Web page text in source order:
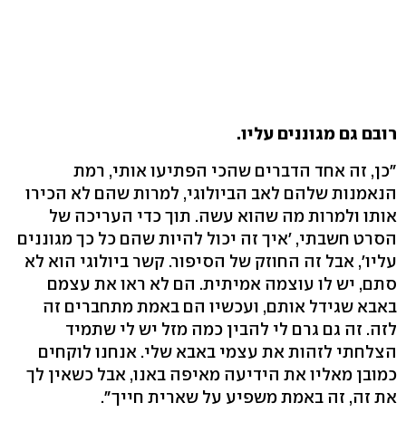
רובם גם מגוננים עליו.
"כן, זה אחד הדברים שהכי הפתיעו אותי, רמת
הנאמנות שלהם לאב הביולוגי, למרות שהם לא הכירו
אותו ולמרות מה שהוא עשה. תוך כדי העריכה של
הסרט חשבתי, 'איך זה יכול להיות שהם כל כך מגוננים
עליו', אבל זה החוזק של הסיפור. קשר ביולוגי הוא לא
סתם, יש לו עוצמה אמיתית. הם לא ראו את עצמם
באבא שגידל אותם, ועכשיו הם באמת מתחברים זה
לזה. זה גם גרם לי להבין כמה מזל יש לי שתמיד
הצלחתי לזהות את עצמי באבא שלי. אנחנו לוקחים
כמובן מאליו את הידיעה מאיפה באנו, אבל כשאין לך
את זה, זה באמת משפיע על שארית חייך".